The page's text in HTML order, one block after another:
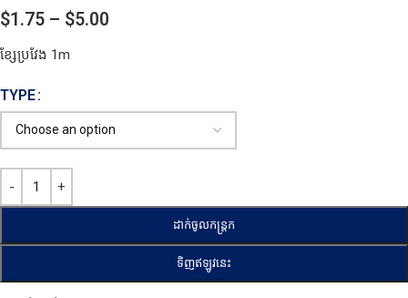
$1.75 – $5.00
ខ្សែប្រវែង 1m
TYPE
ដាក់ចូលកន្ត្រក
ទិញឥឡូវនេះ